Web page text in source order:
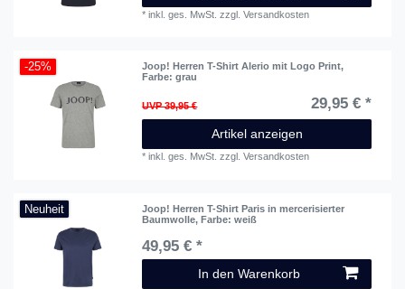
*inkl. ges. MwSt. zzgl.Versandkosten
-25% Joop! Herren T-Shirt Alerio mit Logo Print,
Farbe: grau
UVP 39,95 € 29,95 € *
Artikel anzeigen
*inkl. ges. MwSt. zzgl.Versandkosten
Neuheit
Joop! Herren T-Shirt Paris in mercerisierter
Baumwolle, Farbe: weiß
49,95 € *
In den Warenkorb